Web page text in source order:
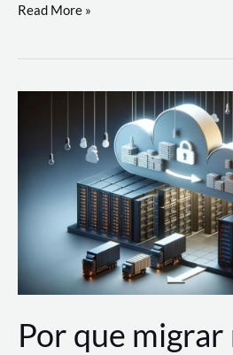
Utilizando
Soluções
AWS
Read More »
Por que migrar